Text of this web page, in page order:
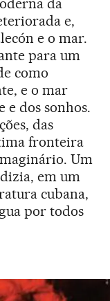
da
e,
e o mar.
para um
como
e o mar
dos sonhos.
das
fronteira
Um
em um
cubana,
por todos